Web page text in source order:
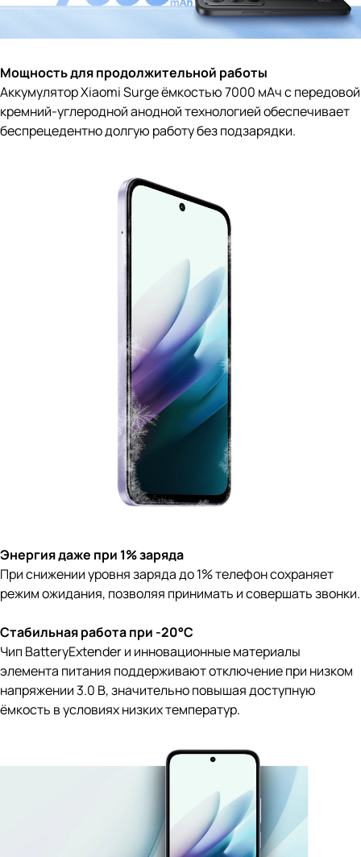
Мощность для продолжительной работы
Аккумулятор Xiaomi Surge ёмкостью 7000 мАч с передовой
кремний-углеродной анодной технологией обеспечивает
беспрецедентно долгую работу без подзарядки.
Энергия даже при 1% заряда
При снижении уровня заряда до 1% телефон сохраняет
режим ожидания, позволяя принимать и совершать звонки.
Стабильная работа при -20°C
Чип BatteryExtender и инновационные материалы
элемента питания поддерживают отключение при низком
напряжении 3.0 В, значительно повышая доступную
ёмкость в условиях низких температур.